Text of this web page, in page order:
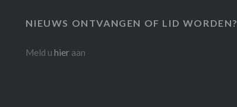
NIEUWS ONTVANGEN OF LID WORDEN?
Meld uhier aan